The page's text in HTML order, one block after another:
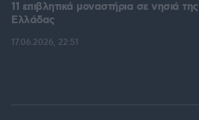
11 επιβλητικά μοναστήρια σε νησιά της
Ελλάδας
17.06.2026, 22:51